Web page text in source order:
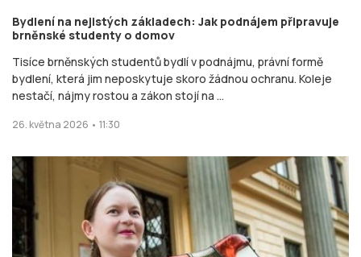
Bydlení na nejistých základech: Jak podnájem připravuje
brněnské studenty o domov
Tisíce brněnských studentů bydlí v podnájmu, právní formě
bydlení, která jim neposkytuje skoro žádnou ochranu. Koleje
nestačí, nájmy rostou a zákon stojí na ...
26. května 2026 • 11:30